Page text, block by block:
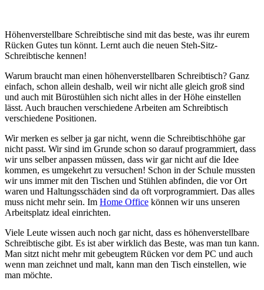
Höhenverstellbare Schreibtische sind mit das beste, was ihr eurem
Rücken Gutes tun könnt. Lernt auch die neuen Steh-Sitz-
Schreibtische kennen!
Warum braucht man einen höhenverstellbaren Schreibtisch? Ganz
einfach, schon allein deshalb, weil wir nicht alle gleich groß sind
und auch mit Bürostühlen sich nicht alles in der Höhe einstellen
lässt. Auch brauchen verschiedene Arbeiten am Schreibtisch
verschiedene Positionen.
Wir merken es selber ja gar nicht, wenn die Schreibtischhöhe gar
nicht passt. Wir sind im Grunde schon so darauf programmiert, dass
wir uns selber anpassen müssen, dass wir gar nicht auf die Idee
kommen, es umgekehrt zu versuchen! Schon in der Schule mussten
wir uns immer mit den Tischen und Stühlen abfinden, die vor Ort
waren und Haltungsschäden sind da oft vorprogrammiert. Das alles
muss nicht mehr sein. Im Home Office können wir uns unseren
Arbeitsplatz ideal einrichten.
Viele Leute wissen auch noch gar nicht, dass es höhenverstellbare
Schreibtische gibt. Es ist aber wirklich das Beste, was man tun kann.
Man sitzt nicht mehr mit gebeugtem Rücken vor dem PC und auch
wenn man zeichnet und malt, kann man den Tisch einstellen, wie
man möchte.